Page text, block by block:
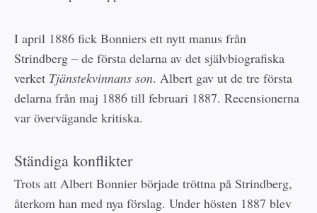
I april 1886 fick Bonniers ett nytt manus från
Strindberg – de första delarna av det självbiografiska
verket Tjänstekvinnans son. Albert gav ut de tre första
delarna från maj 1886 till februari 1887. Recensionerna
var övervägande kritiska.
Ständiga konflikter
Trots att Albert Bonnier började tröttna på Strindberg,
återkom han med nya förslag. Under hösten 1887 blev